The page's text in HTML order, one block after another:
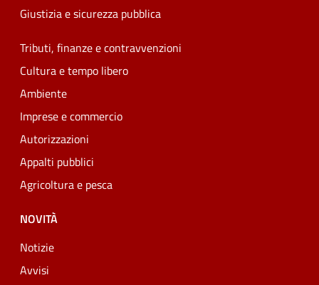
Giustizia e sicurezza pubblica
Tributi, finanze e contravvenzioni
Cultura e tempo libero
Ambiente
Imprese e commercio
Autorizzazioni
Appalti pubblici
Agricoltura e pesca
NOVITÀ
Notizie
Avvisi